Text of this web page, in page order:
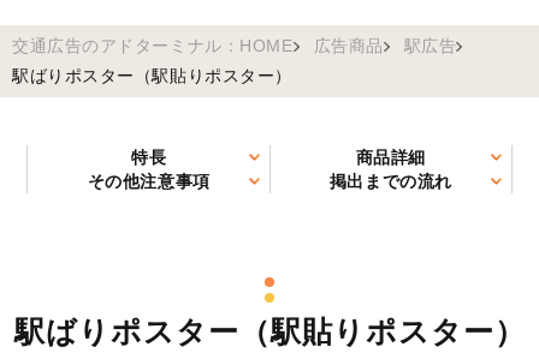
交通広告のアドターミナル：HOME 広告商品
駅広告
駅ばりポスター（駅貼りポスター）
特長
商品詳細
その他注意事項
掲出までの流れ
駅ばりポスター（駅貼りポスター）